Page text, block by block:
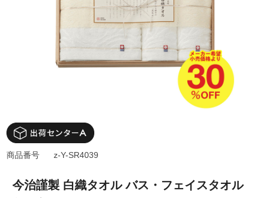
今治謹製 白織タオル バス・フェイスタオル
商品番号 z-Y-SR4039